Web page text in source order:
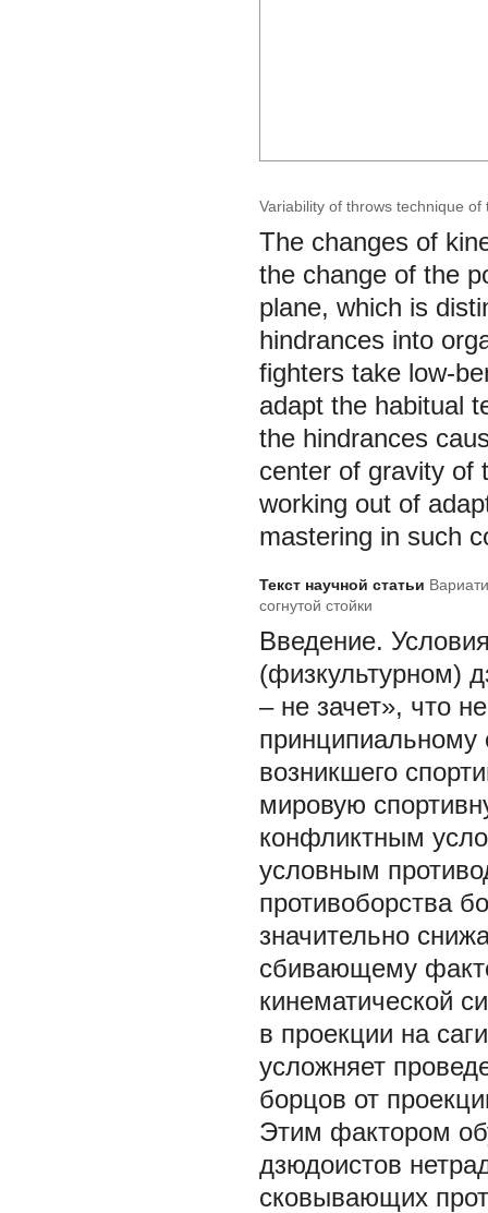
Variability of throws technique
The changes of
the change of the
plane, which is
hindrances into
fighters take low-
adapt the habitual
the hindrances
center of gravity of
working out of
mastering in such
Текст научной статьи
согнутой стойки
Введение.
(физкультурном)
– не зачет», что
принципиальному
возникшего
мировую
конфликтным
условным
противоборства
значительно
сбивающему
кинематической
в проекции на
усложняет
борцов от
Этим фактором
дзюдоистов
сковывающих